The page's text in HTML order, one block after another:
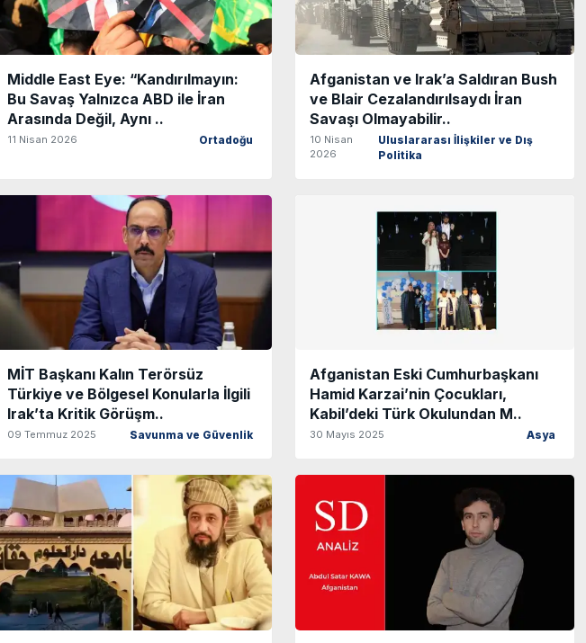
Middle East Eye: “Kandırılmayın:
Bu Savaş Yalnızca ABD ile İran
Arasında Değil, Aynı ..
11 Nisan 2026 Ortadoğu
Afganistan ve Irak’a Saldıran Bush
ve Blair Cezalandırılsaydı İran
Savaşı Olmayabilir..
10 Nisan
2026
Uluslararası İlişkiler ve Dış
Politika
MİT Başkanı Kalın Terörsüz
Türkiye ve Bölgesel Konularla İlgili
Irak’ta Kritik Görüşm..
09 Temmuz 2025 Savunma ve Güvenlik
Afganistan Eski Cumhurbaşkanı
Hamid Karzai’nin Çocukları,
Kabil’deki Türk Okulundan M..
30 Mayıs 2025 Asya